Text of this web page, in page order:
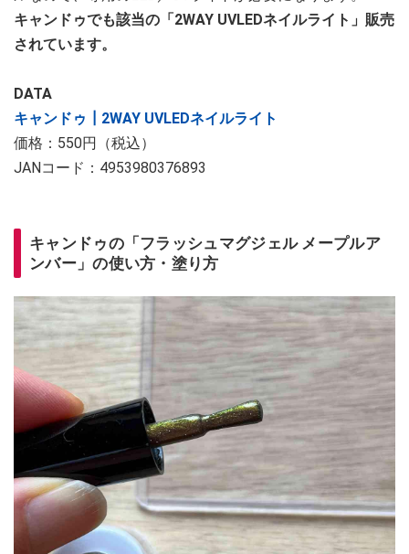
キャンドゥでも該当の「2WAY UVLEDネイルライト」販売
されています。
DATA
キャンドゥ┃2WAY UVLEDネイルライト
価格：550円（税込）
JANコード：4953980376893
キャンドゥの「フラッシュマグジェル メープルア
ンバー」の使い方・塗り方